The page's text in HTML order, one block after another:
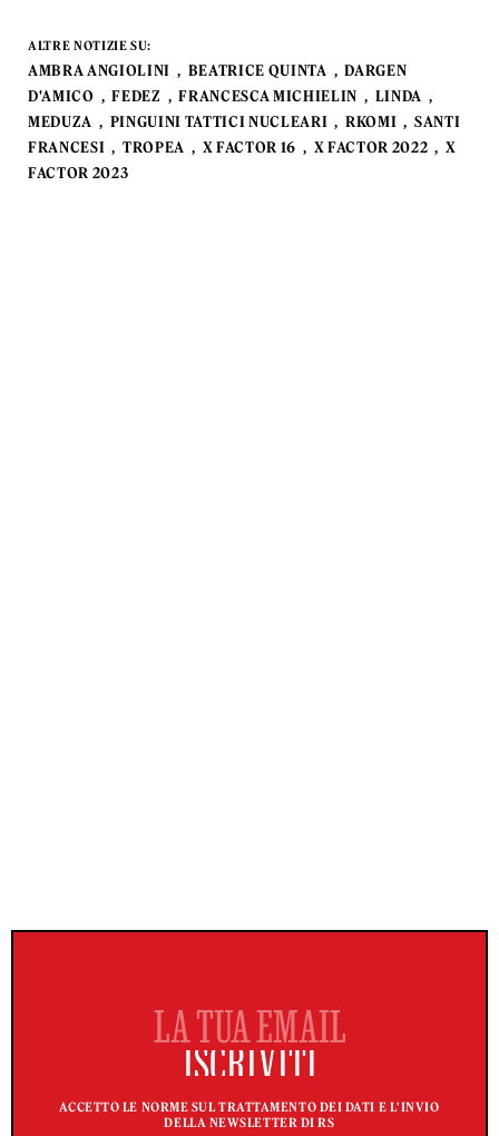
ALTRE NOTIZIE SU:
AMBRA ANGIOLINI BEATRICE QUINTA
DARGEN
D'AMICO
FEDEZ FRANCESCA MICHIELIN
LINDA
MEDUZA
PINGUINI TATTICI NUCLEARI RKOMI
SANTI
FRANCESI
TROPEA X FACTOR 16 X FACTOR 2022
X
FACTOR 2023
ACCETTO LE NORME SUL TRATTAMENTO DEI DATI E L'INVIO
DELLA NEWSLETTER DI RS